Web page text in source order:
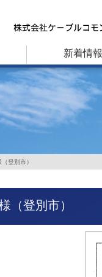
新着情報
登別市）
登別市）